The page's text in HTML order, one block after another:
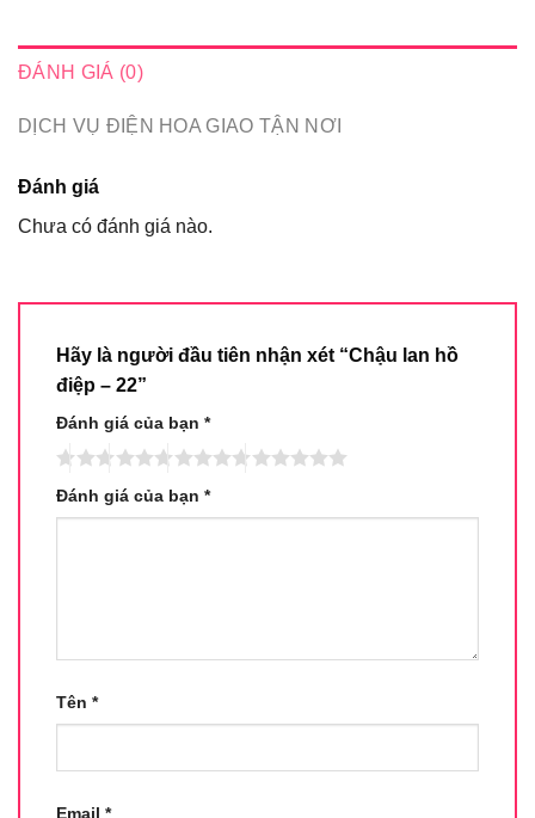
ĐÁNH GIÁ (0)
DỊCH VỤ ĐIỆN HOA GIAO TẬN NƠI
Đánh giá
Chưa có đánh giá nào.
Hãy là người đầu tiên nhận xét “Chậu lan hồ
điệp – 22”
Đánh giá của bạn *
Đánh giá của bạn *
Tên *
Email *